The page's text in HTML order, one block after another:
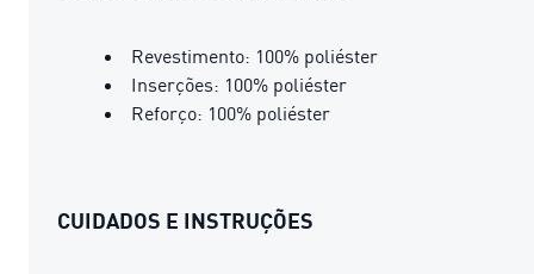
Revestimento: 100% poliéster
Inserções: 100% poliéster
Reforço: 100% poliéster
CUIDADOS E INSTRUÇÕES